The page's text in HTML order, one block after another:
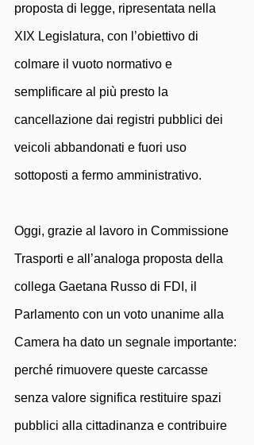
proposta di legge, ripresentata nella
XIX Legislatura, con l’obiettivo di
colmare il vuoto normativo e
semplificare al più presto la
cancellazione dai registri pubblici dei
veicoli abbandonati e fuori uso
sottoposti a fermo amministrativo.
Oggi, grazie al lavoro in Commissione
Trasporti e all’analoga proposta della
collega Gaetana Russo di FDI, il
Parlamento con un voto unanime alla
Camera ha dato un segnale importante:
perché rimuovere queste carcasse
senza valore significa restituire spazi
pubblici alla cittadinanza e contribuire